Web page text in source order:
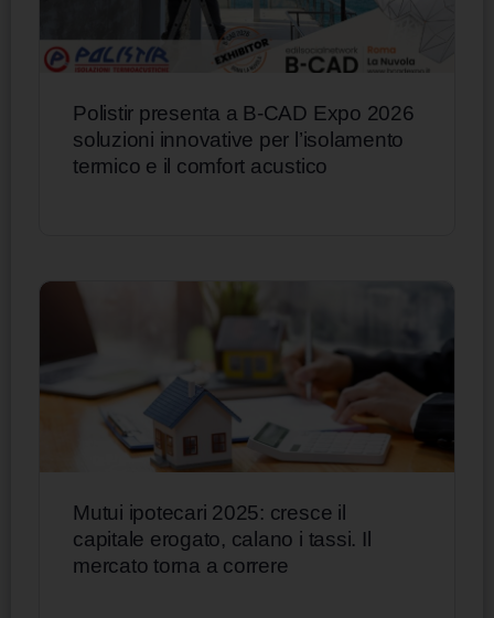
Polistir presenta a B-CAD Expo 2026
soluzioni innovative per l’isolamento
termico e il comfort acustico
Mutui ipotecari 2025: cresce il
capitale erogato, calano i tassi. Il
mercato torna a correre